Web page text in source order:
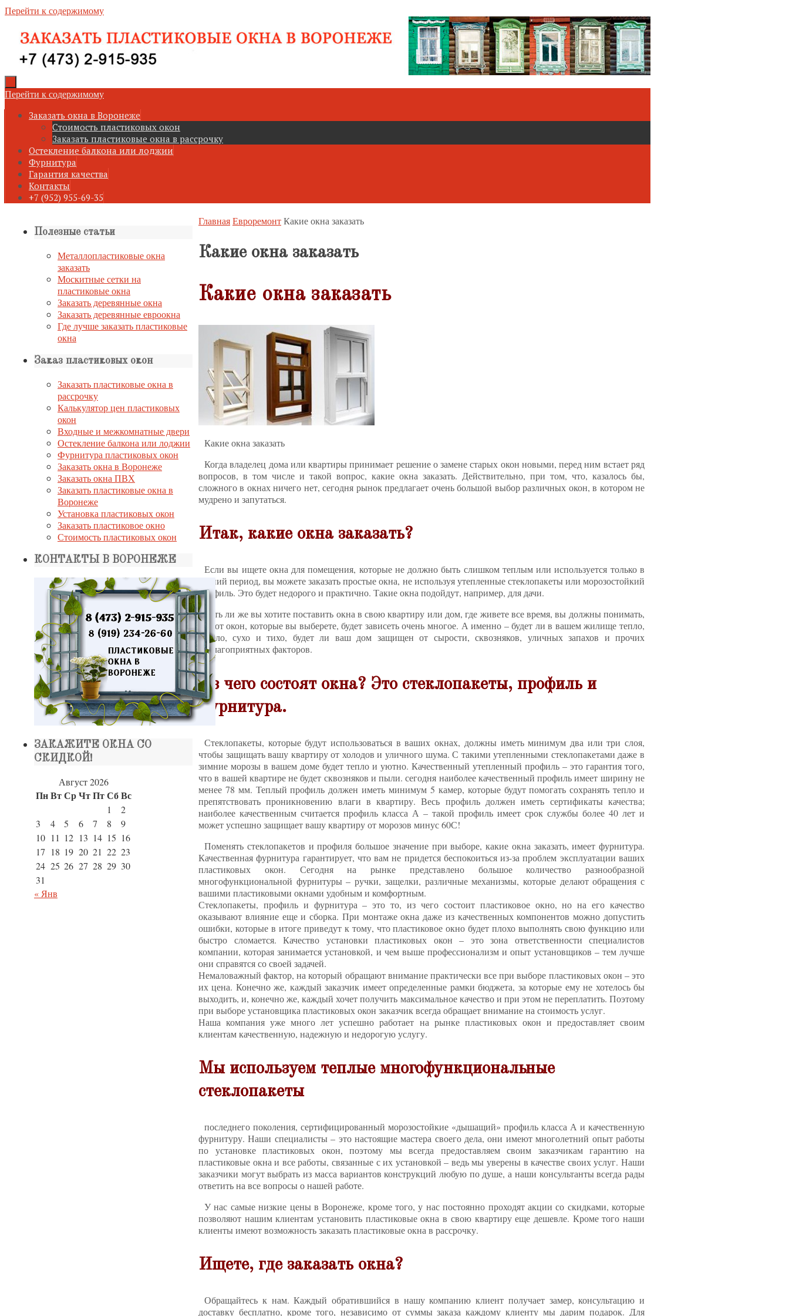
Перейти к содержимому
Перейти к содержимому
Заказать окна в Воронеже
Стоимость пластиковых окон
Заказать пластиковые окна в рассрочку
Остекление балкона или лоджии
Фурнитура
Гарантия качества
Контакты
+7 (952) 955-69-35
ГлавнаяЕвроремонтКакие окна заказать
Какие окна заказать
Какие окна заказать
Какие окна заказать
Когда владелец дома или квартиры принимает решение о замене старых окон новыми, перед ним встает ряд
вопросов, в том числе и такой вопрос, какие окна заказать. Действительно, при том, что, казалось бы,
сложного в окнах ничего нет, сегодня рынок предлагает очень большой выбор различных окон, в котором не
мудрено и запутаться.
Итак, какие окна заказать?
Если вы ищете окна для помещения, которые не должно быть слишком теплым или используется только в
летний период, вы можете заказать простые окна, не используя утепленные стеклопакеты или морозостойкий
профиль. Это будет недорого и практично. Такие окна подойдут, например, для дачи.
Есть ли же вы хотите поставить окна в свою квартиру или дом, где живете все время, вы должны понимать,
что от окон, которые вы выберете, будет зависеть очень многое. А именно – будет ли в вашем жилище тепло,
светло, сухо и тихо, будет ли ваш дом защищен от сырости, сквозняков, уличных запахов и прочих
неблагоприятных факторов.
Из чего состоят окна? Это стеклопакеты, профиль и
фурнитура.
Стеклопакеты, которые будут использоваться в ваших окнах, должны иметь минимум два или три слоя,
чтобы защищать вашу квартиру от холодов и уличного шума. С такими утепленными стеклопакетами даже в
зимние морозы в вашем доме будет тепло и уютно. Качественный утепленный профиль – это гарантия того,
что в вашей квартире не будет сквозняков и пыли. сегодня наиболее качественный профиль имеет ширину не
менее 78 мм. Теплый профиль должен иметь минимум 5 камер, которые будут помогать сохранять тепло и
препятствовать проникновению влаги в квартиру. Весь профиль должен иметь сертификаты качества;
наиболее качественным считается профиль класса А – такой профиль имеет срок службы более 40 лет и
может успешно защищает вашу квартиру от морозов минус 60С!
Поменять стеклопакетов и профиля большое значение при выборе, какие окна заказать, имеет фурнитура.
Качественная фурнитура гарантирует, что вам не придется беспокоиться из-за проблем эксплуатации ваших
пластиковых окон. Сегодня на рынке представлено большое количество разнообразной
многофункциональной фурнитуры – ручки, защелки, различные механизмы, которые делают обращения с
вашими пластиковыми окнами удобным и комфортным.
Стеклопакеты, профиль и фурнитура – это то, из чего состоит пластиковое окно, но на его качество
оказывают влияние еще и сборка. При монтаже окна даже из качественных компонентов можно допустить
ошибки, которые в итоге приведут к тому, что пластиковое окно будет плохо выполнять свою функцию или
быстро сломается. Качество установки пластиковых окон – это зона ответственности специалистов
компании, которая занимается установкой, и чем выше профессионализм и опыт установщиков – тем лучше
они справятся со своей задачей.
Немаловажный фактор, на который обращают внимание практически все при выборе пластиковых окон – это
их цена. Конечно же, каждый заказчик имеет определенные рамки бюджета, за которые ему не хотелось бы
выходить, и, конечно же, каждый хочет получить максимальное качество и при этом не переплатить. Поэтому
при выборе установщика пластиковых окон заказчик всегда обращает внимание на стоимость услуг.
Наша компания уже много лет успешно работает на рынке пластиковых окон и предоставляет своим
клиентам качественную, надежную и недорогую услугу.
Мы используем теплые многофункциональные
стеклопакеты
последнего поколения, сертифицированный морозостойкие «дышащий» профиль класса А и качественную
фурнитуру. Наши специалисты – это настоящие мастера своего дела, они имеют многолетний опыт работы
по установке пластиковых окон, поэтому мы всегда предоставляем своим заказчикам гарантию на
пластиковые окна и все работы, связанные с их установкой – ведь мы уверены в качестве своих услуг. Наши
заказчики могут выбрать из масса вариантов конструкций любую по душе, а наши консультанты всегда рады
ответить на все вопросы о нашей работе.
У нас самые низкие цены в Воронеже, кроме того, у нас постоянно проходят акции со скидками, которые
позволяют нашим клиентам установить пластиковые окна в свою квартиру еще дешевле. Кроме того наши
клиенты имеют возможность заказать пластиковые окна в рассрочку.
Ищете, где заказать окна?
Обращайтесь к нам. Каждый обратившийся в нашу компанию клиент получает замер, консультацию и
доставку бесплатно, кроме того, независимо от суммы заказа каждому клиенту мы дарим подарок. Для
Полезные статьи
Металлопластиковые окна
заказать
Москитные сетки на
пластиковые окна
Заказать деревянные окна
Заказать деревянные евроокна
Где лучше заказать пластиковые
окна
Заказ пластиковых окон
Заказать пластиковые окна в
рассрочку
Калькулятор цен пластиковых
окон
Входные и межкомнатные двери
Остекление балкона или лоджии
Фурнитура пластиковых окон
Заказать окна в Воронеже
Заказать окна ПВХ
Заказать пластиковые окна в
Воронеже
Установка пластиковых окон
Заказать пластиковое окно
Стоимость пластиковых окон
КОНТАКТЫ В ВОРОНЕЖЕ
ЗАКАЖИТЕ ОКНА СО
СКИДКОЙ!
Август 2026
ПнВтСрЧтПтСбВс
1
2
3
4 5 6 7 8
9
10 11 12 13 14 15 16
17 18 19 20 21 22 23
24 25 26 27 28 29 30
31
« Янв